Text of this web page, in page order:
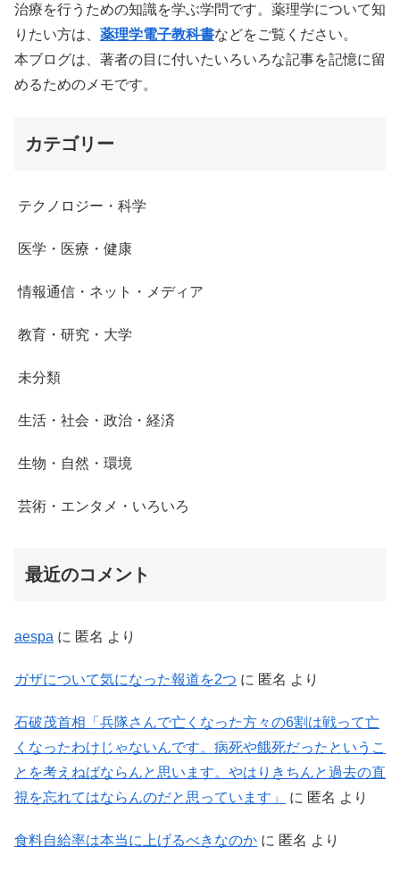
治療を行うための知識を学ぶ学問です。薬理学について知
りたい方は、 薬理学電子教科書などをご覧ください。
本ブログは、著者の目に付いたいろいろな記事を記憶に留
めるためのメモです。
カテゴリー
テクノロジー・科学
医学・医療・健康
情報通信・ネット・メディア
教育・研究・大学
未分類
生活・社会・政治・経済
生物・自然・環境
芸術・エンタメ・いろいろ
最近のコメント
aespa に 匿名 より
ガザについて気になった報道を2つ に 匿名 より
石破茂首相「兵隊さんで亡くなった方々の6割は戦って亡
くなったわけじゃないんです。病死や餓死だったというこ
とを考えねばならんと思います。やはりきちんと過去の直
視を忘れてはならんのだと思っています」
に 匿名 より
食料自給率は本当に上げるべきなのか に 匿名 より